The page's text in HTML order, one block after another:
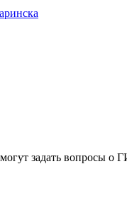
задать вопросы о